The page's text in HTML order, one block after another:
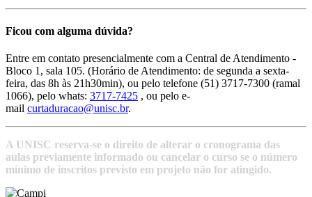
Ficou com alguma dúvida?
Entre em contato presencialmente com a Central de Atendimento -
Bloco 1, sala 105. (Horário de Atendimento: de segunda a sexta-
feira, das 8h às 21h30min), ou pelo telefone (51) 3717-7300 (ramal
1066), pelo whats: 3717-7425 , ou pelo e-
mail curtaduracao@unisc.br.
A UNISC reserva-se o direito de alterar o cronograma das
aulas previamente informado ou cancelar o curso se o número
mínimo de inscritos previsto em projeto não for atingido.